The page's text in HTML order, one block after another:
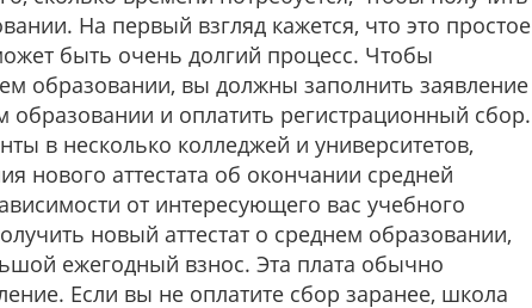
На первый взгляд кажется, что это простое
быть очень долгий процесс. Чтобы
образовании, вы должны заполнить заявление
образовании и оплатить регистрационный сбор.
в несколько колледжей и университетов,
нового аттестата об окончании средней
от интересующего вас учебного
новый аттестат о среднем образовании,
ежегодный взнос. Эта плата обычно
Если вы не оплатите сбор заранее, школа